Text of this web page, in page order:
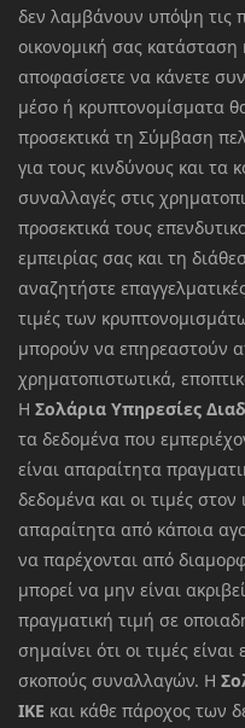
δεν λαμβάνουν υπόψη τις
οικονομική σας κατάσταση
αποφασίσετε να κάνετε
μέσο ή κρυπτονομίσματα
προσεκτικά τη Σύμβαση
για τους κινδύνους και τα
συναλλαγές στις
προσεκτικά τους
εμπειρίας σας και τη
αναζητήστε
τιμές των
μπορούν να επηρεαστούν
χρηματοπιστωτικά,
Η Σολάρια Υπηρεσίες
τα δεδομένα που
είναι απαραίτητα
δεδομένα και οι τιμές
απαραίτητα από κάποια
να παρέχονται από
μπορεί να μην είναι
πραγματική τιμή σε
σημαίνει ότι οι τιμές
σκοπούς συναλλαγών. Η
ΙΚΕ και κάθε πάροχος των